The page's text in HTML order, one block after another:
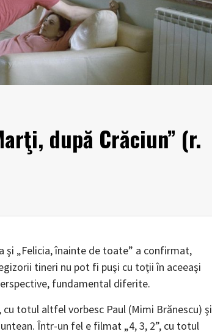
după Crăciun” (r.
şi „Felicia, înainte de toate” a confirmat,
tineri nu pot fi puşi cu toţii în aceeaşi
fundamental diferite.
totul altfel vorbesc Paul (Mimi Brănescu) şi
Într-un fel e filmat „4, 3, 2”, cu totul